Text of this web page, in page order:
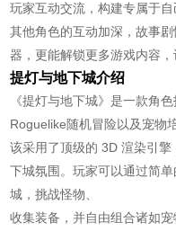
玩家互动交流，构建专属于
其他角色的互动加深，故事
器，更能解锁更多游戏内容，
提灯与地下城介绍
《提灯与地下城》是一款角
Roguelike随机冒险以及宠物
该采用了顶级的 3D 渲染引
下城氛围。玩家可以通过简
城，挑战怪物、
收集装备，并自由组合诸如